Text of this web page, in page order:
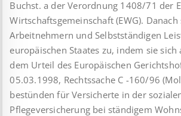
Buchst. a der Verordnung 1408/71 der
Wirtschaftsgemeinschaft (EWG).
Arbeitnehmern und Selbstständigen
europäischen Staates zu, indem sie sich
dem Urteil des Europäischen
05.03.1998, Rechtssache C -160/96
bestünden für Versicherte in der
Pflegeversicherung bei ständigem